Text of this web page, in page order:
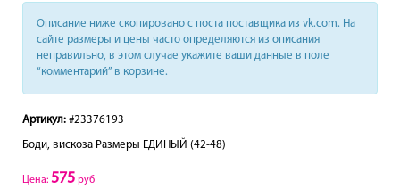
Описание ниже скопировано с поста поставщика из vk.com. На
сайте размеры и цены часто определяются из описания
неправильно, в этом случае укажите ваши данные в поле
“комментарий” в корзине.
Артикул: #23376193
Боди, вискоза Размеры ЕДИНЫЙ (42-48)
Цена: 575 руб